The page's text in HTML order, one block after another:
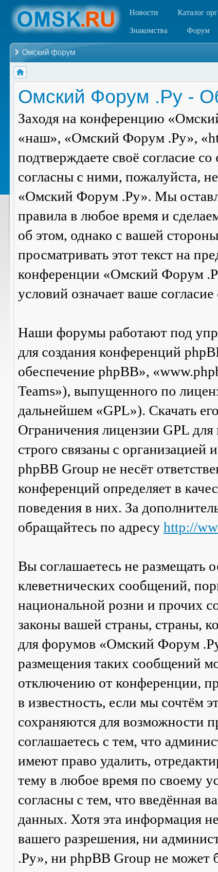
Новости Каталог
Знакомства Форум
Омский форум
Омский Форум .Ру -
Заходя на конференцию
«наш», «Омский Форум .Ру»,
подтверждаете своё согласие
согласны с ними, пожалуйста,
«Омский Форум .Ру». Мы
правила в любое время и
об этом, однако с вашей
просматривать этот текст на
конференции «Омский Форум
условий означает ваше
Наши форумы работают под
для создания конференций
обеспечение phpBB»,
Teams»), выпущенного по
дальнейшем «GPL»). Скачать
Ограничения лицензии GPL
строго связаны с
phpBB Group не несёт
конференций определяет в
поведения в них. За
обращайтесь по адресу http://
Вы соглашаетесь не размещать
клеветнических сообщений,
национальной розни и прочих
законы вашей страны, страны,
для форумов «Омский Форум
размещения таких сообщений
отключению от конференции,
в известность, если мы сочтём
сохраняются для возможности
соглашаетесь с тем, что
имеют право удалить,
тему в любое время по своему
согласны с тем, что введённая
данных. Хотя эта информация
вашего разрешения, ни
.Ру», ни phpBB Group не может